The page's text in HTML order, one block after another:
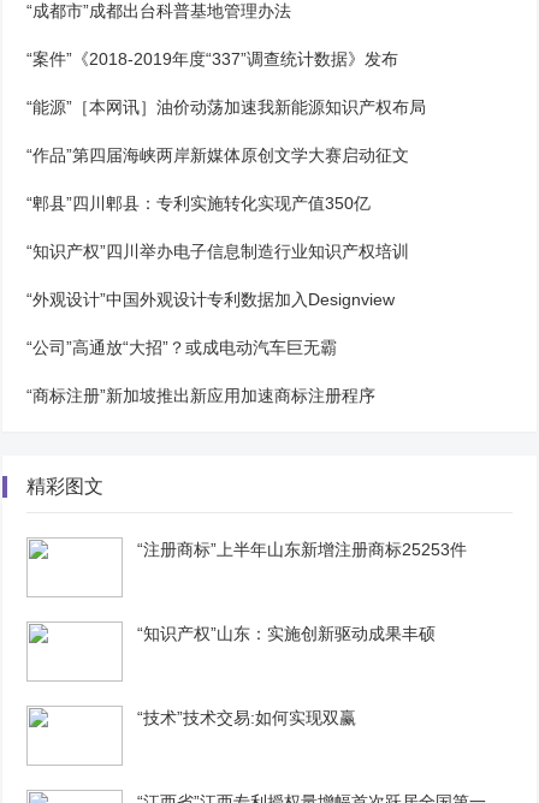
“成都市”成都出台科普基地管理办法
“案件”《2018-2019年度“337”调查统计数据》发布
“能源”［本网讯］油价动荡加速我新能源知识产权布局
“作品”第四届海峡两岸新媒体原创文学大赛启动征文
“郫县”四川郫县：专利实施转化实现产值350亿
“知识产权”四川举办电子信息制造行业知识产权培训
“外观设计”中国外观设计专利数据加入Designview
“公司”高通放“大招”？或成电动汽车巨无霸
“商标注册”新加坡推出新应用加速商标注册程序
精彩图文
“注册商标”上半年山东新增注册商标25253件
“知识产权”山东：实施创新驱动成果丰硕
“技术”技术交易:如何实现双赢